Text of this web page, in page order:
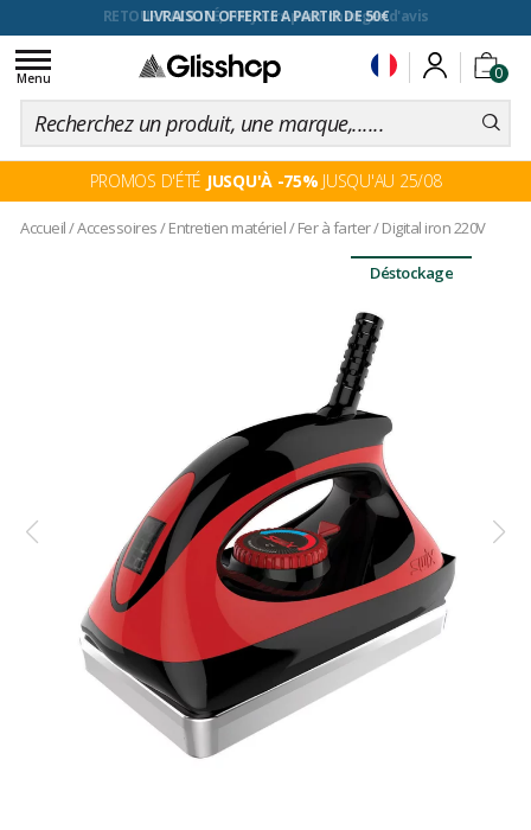
RETOUR FACILITÉ, 100 jours pour changer d'avis
0
Toggle
navigation
Menu
PROMOS D'ÉTÉ JUSQU'À -75% JUSQU'AU 25/08
Accueil/Accessoires/Entretien matériel/Fer à farter/Digital iron 220V
Déstockage